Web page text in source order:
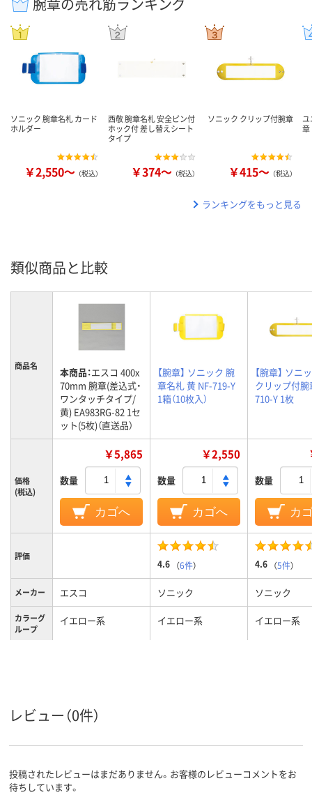
ソニック 腕章名札 カード
ホルダー
￥2,550～ （税込）
西敬 腕章名札 安全ピン付
ホック付 差し替えシート
タイプ
￥374～ （税込）
ソニック クリップ付腕章
￥415～ （税込）
ランキングをもっと見る
類似商品と比較
商品名 本商品：エスコ 400x
70mm 腕章(差込式・
ワンタッチタイプ/
黄) EA983RG-82 1セ
ット(5枚)（直送品）
【腕章】 ソニック 腕
章名札 黄 NF-719-Y
1箱（10枚入）
【腕章】 ソニ
クリップ付腕
710-Y 1枚
価格
(税込)
￥5,865
数量
カゴへ
￥2,550
数量
カゴへ
数量
カ
評価
4.6 （6件） 4.6 （5件）
メーカー エスコ ソニック ソニック
カラーグ
ループ
イエロー系 イエロー系 イエロー系
レビュー（0件）
投稿されたレビューはまだありません。お客様のレビューコメントをお
待ちしています。